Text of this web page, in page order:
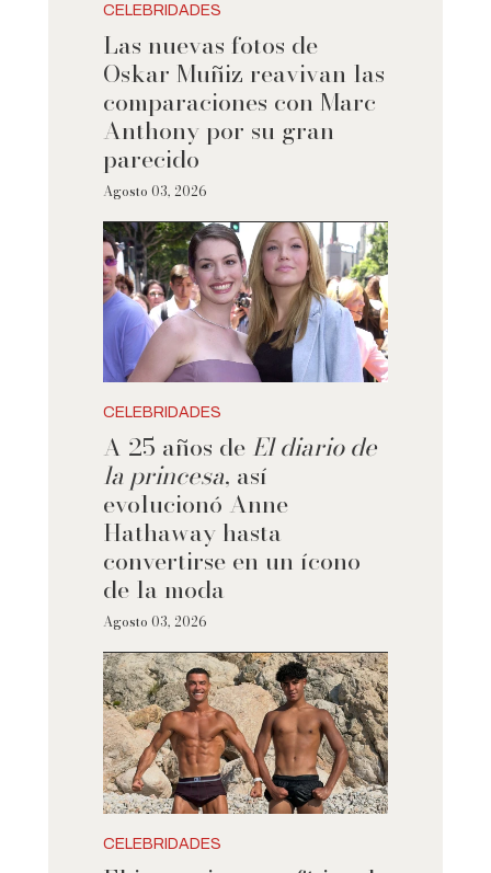
CELEBRIDADES
Las nuevas fotos de
Oskar Muñiz reavivan las
comparaciones con Marc
Anthony por su gran
parecido
Agosto 03, 2026
CELEBRIDADES
A 25 años de El diario de
la princesa, así
evolucionó Anne
Hathaway hasta
convertirse en un ícono
de la moda
Agosto 03, 2026
CELEBRIDADES